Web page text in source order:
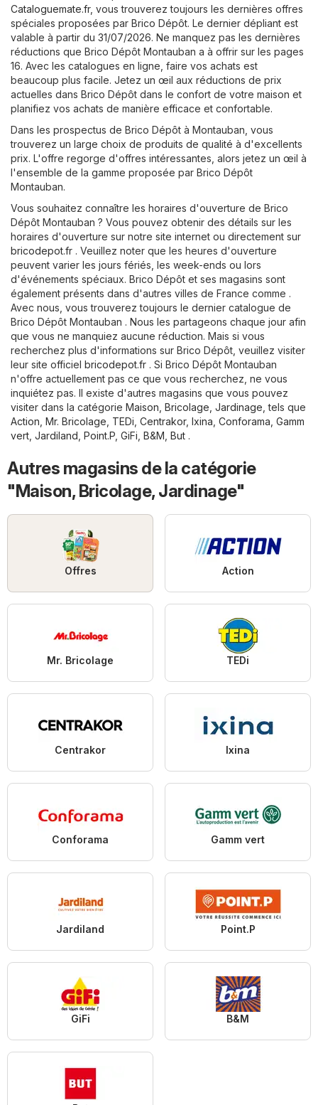
Cataloguemate.fr, vous trouverez toujours les dernières offres
spéciales proposées par Brico Dépôt. Le dernier dépliant est
valable à partir du 31/07/2026. Ne manquez pas les dernières
réductions que Brico Dépôt Montauban a à offrir sur les pages
16. Avec les catalogues en ligne, faire vos achats est
beaucoup plus facile. Jetez un œil aux réductions de prix
actuelles dans Brico Dépôt dans le confort de votre maison et
planifiez vos achats de manière efficace et confortable.
Dans les prospectus de Brico Dépôt à Montauban, vous
trouverez un large choix de produits de qualité à d'excellents
prix. L'offre regorge d'offres intéressantes, alors jetez un œil à
l'ensemble de la gamme proposée par Brico Dépôt
Montauban.
Vous souhaitez connaître les horaires d'ouverture de Brico
Dépôt Montauban ? Vous pouvez obtenir des détails sur les
horaires d'ouverture sur notre site internet ou directement sur
bricodepot.fr . Veuillez noter que les heures d'ouverture
peuvent varier les jours fériés, les week-ends ou lors
d'événements spéciaux. Brico Dépôt et ses magasins sont
également présents dans d'autres villes de France comme .
Avec nous, vous trouverez toujours le dernier catalogue de
Brico Dépôt Montauban . Nous les partageons chaque jour afin
que vous ne manquiez aucune réduction. Mais si vous
recherchez plus d'informations sur Brico Dépôt, veuillez visiter
leur site officiel bricodepot.fr . Si Brico Dépôt Montauban
n'offre actuellement pas ce que vous recherchez, ne vous
inquiétez pas. Il existe d'autres magasins que vous pouvez
visiter dans la catégorie Maison, Bricolage, Jardinage , tels que
Action Mr. Bricolage TEDi Centrakor, Ixina Conforama Gamm
vert Jardiland Point.P GiFi B&M But .
Autres magasins de la catégorie
"Maison, Bricolage, Jardinage"
Offres Action
Mr. Bricolage TEDi
Centrakor Ixina
Conforama Gamm vert
Jardiland Point.P
GiFi B&M